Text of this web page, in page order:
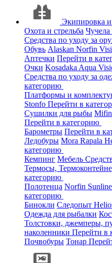
Экипировка
Охота и стрельба Чучела
Средства по уходу за
Обувь Alaskan Norfin
Аптечки Перейти в
Очки Kosadaka Aqua
Средства по уходу за
категорию
Платформы и
Stonfo Перейти в
Сушилки для рыбы
Перейти в категорию
Барометры Перейти в
Ледобуры Mora Rapala
категорию
Кемпинг Мебель
Термосы,
категорию
Полотенца Norfin Sunline
категорию
Бинокли Следопыт
Одежда для рыбалки
Толстовки, джемперы,
наколенники Перейти в
Почвобуры Тонар